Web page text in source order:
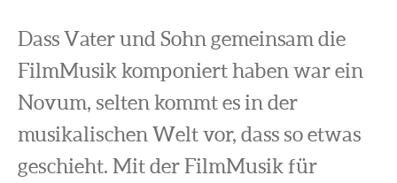
Dass Vater und Sohn gemeinsam die
FilmMusik komponiert haben war ein
Novum, selten kommt es in der
musikalischen Welt vor, dass so etwas
geschieht. Mit der FilmMusik für